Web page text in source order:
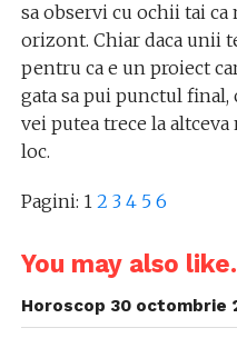
sa observi cu ochii tai
orizont. Chiar daca unii
pentru ca e un proiect
gata sa pui punctul final,
vei putea trece la
loc.
Pagini: 1 2 3 4 5 6
You may also
Horoscop 30 octombrie